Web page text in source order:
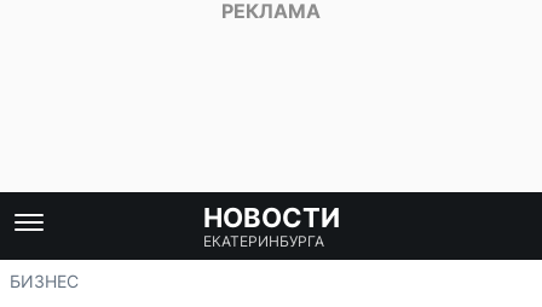
НОВОСТИ
ЕКАТЕРИНБУРГА
БИЗНЕС